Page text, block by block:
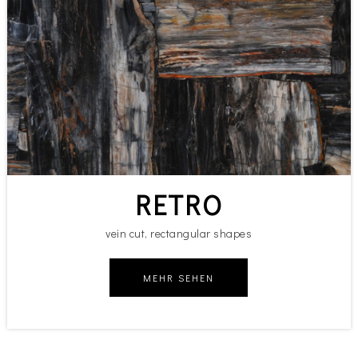
RETRO
vein cut, rectangular shapes
MEHR SEHEN